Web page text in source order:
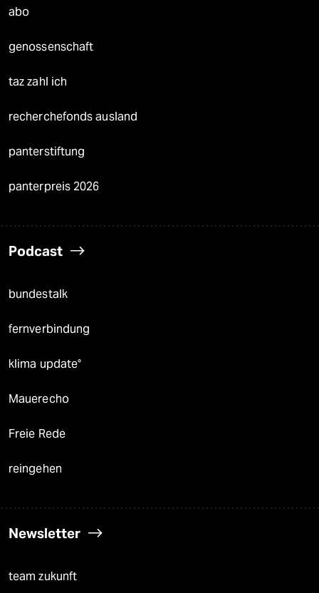
abo
genossenschaft
taz zahl ich
recherchefonds ausland
panterstiftung
panterpreis 2026
Podcast
bundestalk
fernverbindung
klima update°
Mauerecho
Freie Rede
reingehen
Newsletter
team zukunft